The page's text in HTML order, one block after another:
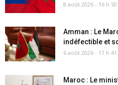
8 août 2026 - 16 h
Amman : Le
indéfectible et
6 août 2026 - 11 h
Maroc : Le